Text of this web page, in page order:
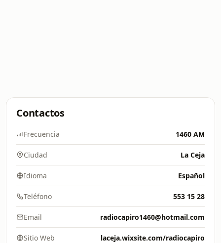
Contactos
Frecuencia 1460 AM
Ciudad La Ceja
Idioma Español
Teléfono 553 15 28
Email radiocapiro1460@hotmail.com
Sitio Web laceja.wixsite.com/radiocapiro